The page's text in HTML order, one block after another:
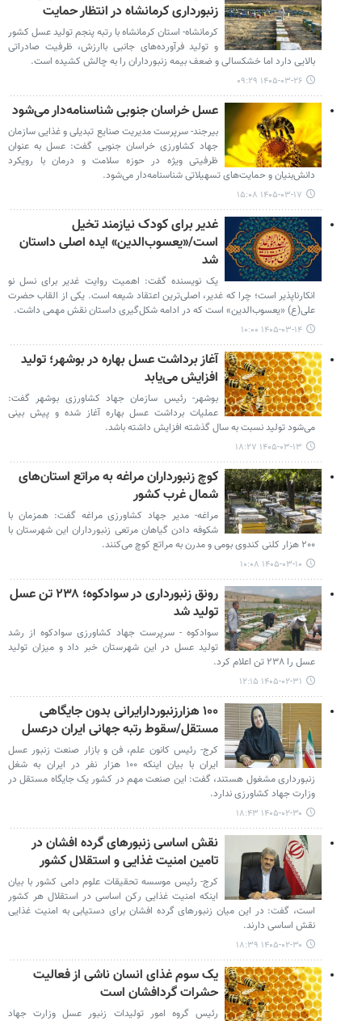
زنبورداری کرمانشاه در انتظار حمایت
کرمانشاه- استان کرمانشاه با رتبه پنجم تولید عسل کشور
و تولید فرآورده‌های جانبی باارزش، ظرفیت صادراتی
بالایی دارد اما خشکسالی و ضعف بیمه زنبورداران را به چالش کشیده است.
۱۴۰۵-۰۳-۲۶ ۰۹:۲۹
عسل خراسان جنوبی شناسنامه‌دار می‌شود
بیرجند- سرپرست مدیریت صنایع تبدیلی و غذایی سازمان
جهاد کشاورزی خراسان جنوبی گفت: عسل به عنوان
ظرفیتی ویژه در حوزه سلامت و درمان با رویکرد
دانش‌بنیان و حمایت‌های تسهیلاتی شناسنامه‌دار می‌شود.
۱۴۰۵-۰۳-۱۷ ۱۵:۰۸
غدیر برای کودک نیازمند تخیل
است/«یعسوب‌الدین» ایده اصلی داستان
شد
یک نویسنده گفت: اهمیت روایت غدیر برای نسل نو
انکارناپذیر است؛ چرا که غدیر، اصلی‌ترین اعتقاد شیعه است. یکی از القاب حضرت
علی(ع) «یعسوب‌الدین» است که در ادامه شکل‌گیری داستان نقش مهمی داشت.
۱۴۰۵-۰۳-۱۴ ۱۰:۰۰
آغاز برداشت عسل بهاره در بوشهر؛ تولید
افزایش می‌یابد
بوشهر- رئیس سازمان جهاد کشاورزی بوشهر گفت:
عملیات برداشت عسل بهاره آغاز شده و پیش بینی
می‌شود تولید نسبت به سال گذشته افزایش داشته باشد.
۱۴۰۵-۰۳-۱۳ ۱۸:۲۷
کوچ زنبورداران مراغه به مراتع استان‌های
شمال غرب کشور
مراغه- مدیر جهاد کشاورزی مراغه گفت: همزمان با
شکوفه دادن گیاهان مرتعی زنبورداران این شهرستان با
۲۰۰ هزار کلنی کندوی بومی و مدرن به مراتع کوچ می‌کنند.
۱۴۰۵-۰۳-۱۰ ۱۰:۰۸
رونق زنبورداری در سوادکوه؛ ۲۳۸ تن عسل
تولید شد
سوادکوه - سرپرست جهاد کشاورزی سوادکوه از رشد
تولید عسل در این شهرستان خبر داد و میزان تولید
عسل را ۲۳۸ تن اعلام کرد.
۱۴۰۵-۰۲-۳۱ ۱۲:۱۵
۱۰۰ هزارزنبوردارایرانی بدون جایگاهی
مستقل/سقوط رتبه جهانی ایران درعسل
کرج- رئیس کانون علم، فن و بازار صنعت زنبور عسل
ایران با بیان اینکه ۱۰۰ هزار نفر در ایران به شغل
زنبورداری مشغول هستند، گفت: این صنعت مهم در کشور یک جایگاه مستقل در
وزارت جهاد کشاورزی ندارد.
۱۴۰۵-۰۲-۳۰ ۱۸:۴۳
نقش اساسی زنبورهای گرده افشان در
تامین امنیت غذایی و استقلال کشور
کرج- رئیس موسسه تحقیقات علوم دامی کشور با بیان
اینکه امنیت غذایی رکن اساسی در استقلال هر کشور
است، گفت: در این میان زنبورهای گرده افشان برای دستیابی به امنیت غذایی
نقش اساسی دارند.
۱۴۰۵-۰۲-۳۰ ۱۸:۳۹
یک سوم غذای انسان ناشی از فعالیت
حشرات گردافشان است
رئیس گروه امور تولیدات زنبور عسل وزارت جهاد